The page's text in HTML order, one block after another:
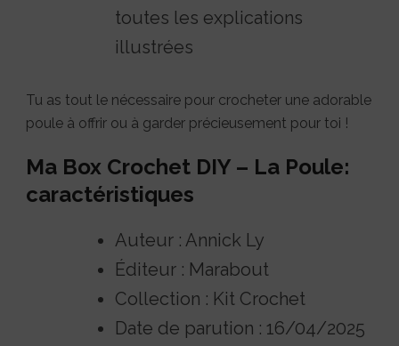
toutes les explications
illustrées
Tu as tout le nécessaire pour crocheter une adorable
poule à offrir ou à garder précieusement pour toi !
Ma Box Crochet DIY – La Poule:
caractéristiques
Auteur : Annick Ly
Éditeur : Marabout
Collection : Kit Crochet
Date de parution : 16/04/2025